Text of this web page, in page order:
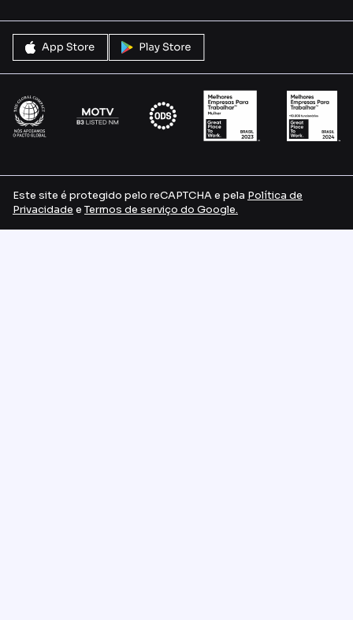
Este site é protegido pelo reCAPTCHA e pela Política de
Privacidade e Termos de serviço do Google.